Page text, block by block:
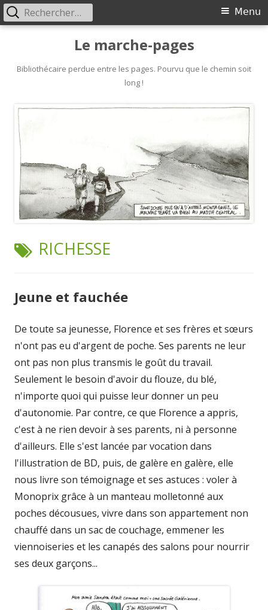
content
Le marche-pages
Bibliothécaire perdue entre les pages. Pourvu que le chemin soit
long !
Primary
Menu
Rechercher :
TAG:
RICHESSE
Jeune et fauchée
De toute sa jeunesse, Florence et ses frères et sœurs
n'ont pas eu d'argent de poche. Ses parents ne leur
ont pas non plus transmis le goût du travail.
Seulement le besoin d'avoir du flouze, du blé,
n'importe quoi qui puisse leur donner un peu
d'autonomie. Par contre, ce que Florence a appris,
c'est à ne rien devoir à ses parents, ni à personne
d'ailleurs. Elle s'est lancée par vocation dans
l'illustration de BD, puis, de galère en galère, elle
nous livre son témoignage et ses astuces : voler à
Monoprix grâce à un manteau molletonné aux
poches décousues, vivre dans son appartement non
chauffé dans un sac de couchage, emmener les
viennoiseries et les canapés des salons pour nourrir
ses deux garçons...